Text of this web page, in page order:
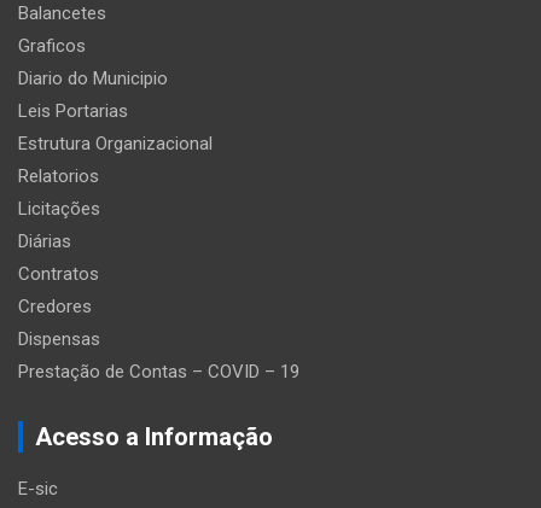
Balancetes
Graficos
Diario do Municipio
Leis Portarias
Estrutura Organizacional
Relatorios
Licitações
Diárias
Contratos
Credores
Dispensas
Prestação de Contas – COVID – 19
Acesso a Informação
E-sic